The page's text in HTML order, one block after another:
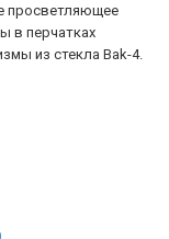
просветляющее
в перчатках
из стекла Bak-4.